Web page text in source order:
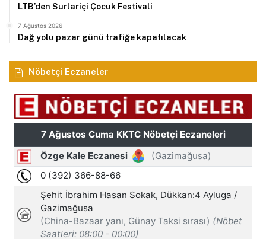
LTB’den Surlariçi Çocuk Festivali
7 Ağustos 2026
Dağ yolu pazar günü trafiğe kapatılacak
Nöbetçi Eczaneler